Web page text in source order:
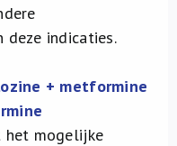
deze indicaties.
+ metformine
het mogelijke